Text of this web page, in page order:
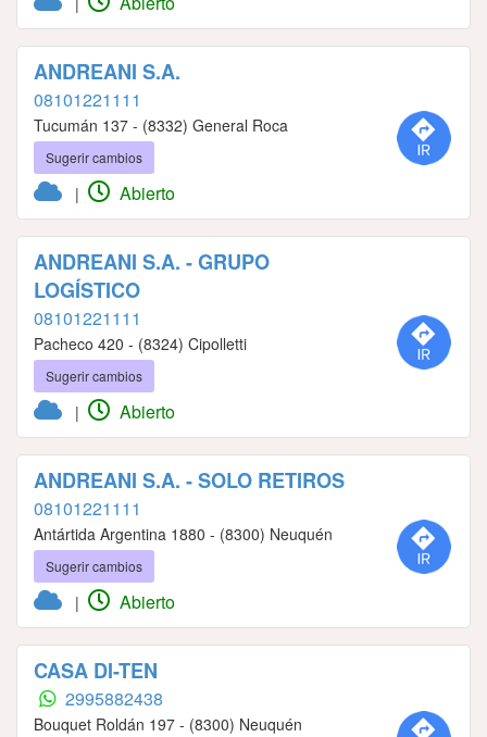
ANDREANI S.A.
08101221111
Tucumán 137 - (8332) General Roca
Sugerir cambios
| Abierto
ANDREANI S.A. - GRUPO
LOGÍSTICO
08101221111
Pacheco 420 - (8324) Cipolletti
Sugerir cambios
| Abierto
ANDREANI S.A. - SOLO RETIROS
08101221111
Antártida Argentina 1880 - (8300) Neuquén
Sugerir cambios
| Abierto
CASA DI-TEN
2995882438
Bouquet Roldán 197 - (8300) Neuquén